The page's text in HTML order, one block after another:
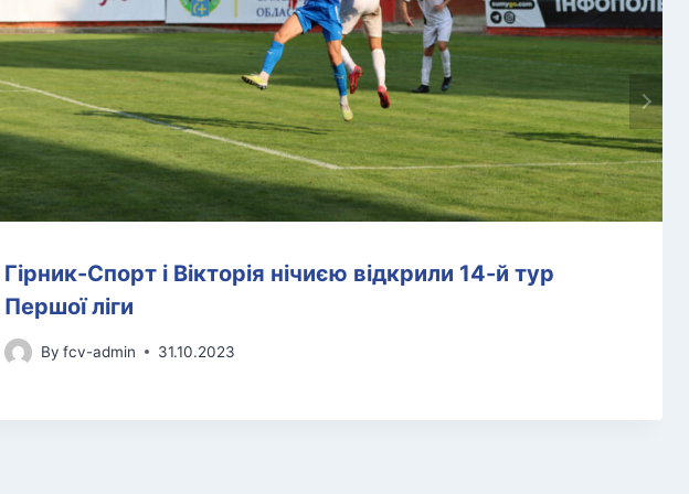
Гірник-Спорт і Вікторія нічиєю відкрили 14-й тур
Першої ліги
By fcv-admin 31.10.2023